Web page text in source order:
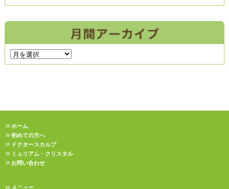
ホーム
初めての方へ
ドクタースカルプ
ミュリアム・クリスタル
お問い合わせ
メニュー